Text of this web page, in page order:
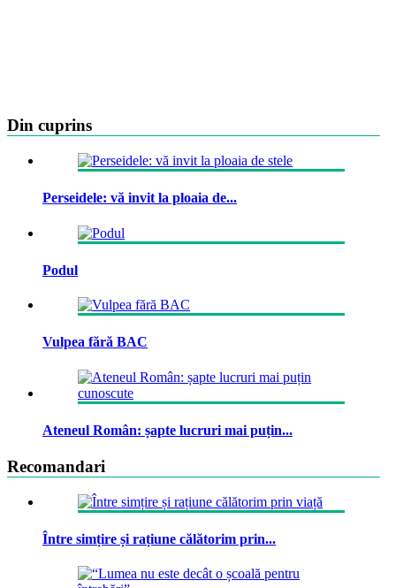
Din cuprins
Perseidele: vă invit la ploaia de...
Podul
Vulpea fără BAC
Ateneul Român: șapte lucruri mai puțin...
Recomandari
Între simțire și rațiune călătorim prin...